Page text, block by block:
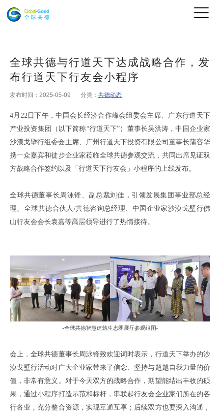
全球共德与行道天下达成战略合作，发
布行道天下行友会小程序
发布时间：2025-05-09 分类： 共德动态
4月 22日下午，中国会长经济合作峰会组委会主席、广东行道天下
产业投资集团（ 以下简称“行道天下”）董事长吴洪涛，中国企业家
沙漠戈壁行组委会主席、广州行道天下投资有限公司董事长蒲容华
携一众嘉宾和徒步企业家莅临全球共德参观交流 ， 共同出席见证双
方战略合作签约以及
「 行道天下行友会」小程序的上线发布。
全球共德董事长周泳锋、 副总裁刘佳 ， 引领发展集团事业部总经
理、全球共德合伙人 /共德咨询总经理、中国企业家沙漠戈壁行佛
山行友会会长袁嘉等高层领导进行了热情接待。
-全球共德智慧建筑生态圈展厅参观组图-
会上 ，全球共德董事长周泳锋致欢迎词时表示 ， 行道天下举办的沙
漠戈壁行活动对广大企业家带来了信念、 坚持与超越自我力量的价
值 ，非常有意义 。 对于今天双方的战略合作 ，期望能结出丰收的硕
果 ，通过小程序打造示范和标杆 ， 串联起行友会企业家们所在的各
行各业 ， 充分整合资源， 实现互通互享 ； 后续双方也要深入沟通 ，